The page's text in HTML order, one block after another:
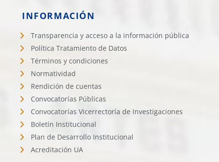
INFORMACIÓN
Transparencia y acceso a la información pública
Política Tratamiento de Datos
Términos y condiciones
Normatividad
Rendición de cuentas
Convocatorías Públicas
Convocatorías Vicerrectoría de Investigaciones
Boletín Institucional
Plan de Desarrollo Institucional
Acreditación UA